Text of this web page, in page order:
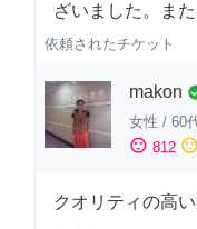
ざいました。ま
依頼されたチケット
makon
女性 / 60
sentiment_satisfied 812 sentiment_neutral
クオリティの高